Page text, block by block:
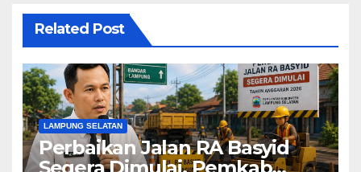
Related Post
LAMPUNG SELATAN
Perbaikan Jalan RA Basyid